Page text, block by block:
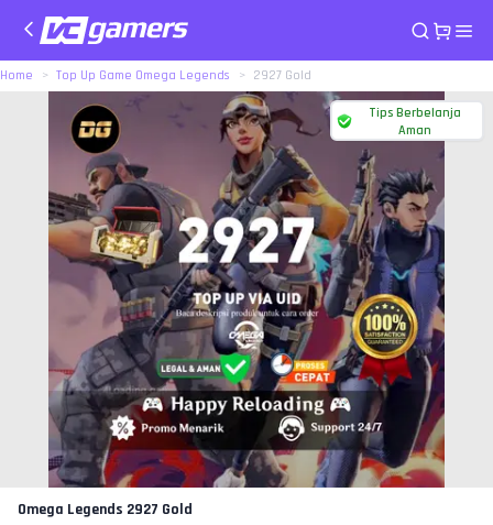
Home Top Up Game Omega Legends 2927 Gold
Tips Berbelanja
Aman
Omega Legends 2927 Gold